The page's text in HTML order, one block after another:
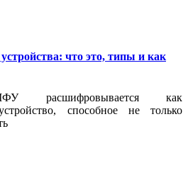
что это, типы и как
расшифровывается как
способное не только